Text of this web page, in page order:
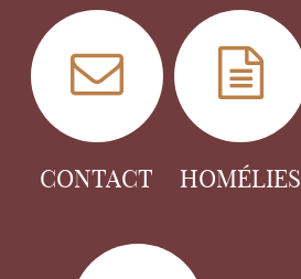
CONTACT HOMÉLIES